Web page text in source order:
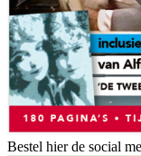
Bestel hier de social